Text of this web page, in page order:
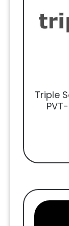
Triple